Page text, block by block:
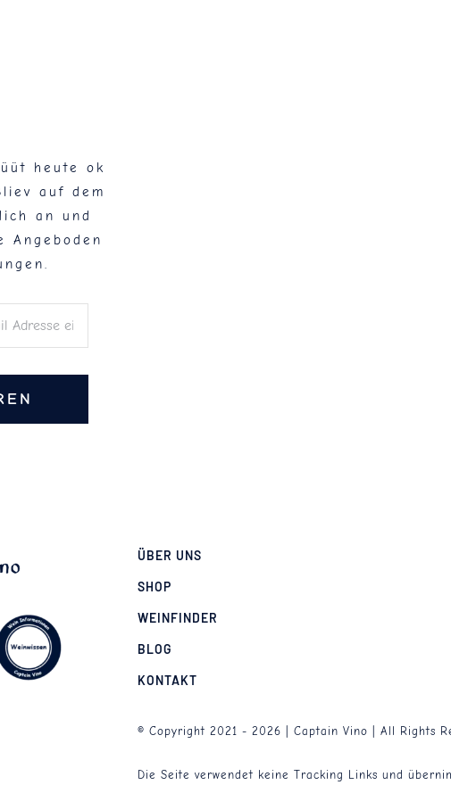
heute ok
auf dem
an und
Angeboden
ÜBER UNS
SHOP
WEINFINDER
BLOG
KONTAKT
© Copyright 2021 - 2026 | Captain Vino | All Rights
Die Seite verwendet keine Tracking Links und